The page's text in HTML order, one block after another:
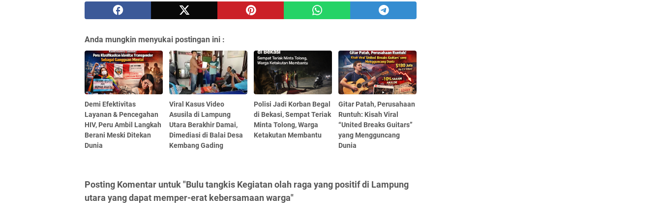
Anda mungkin menyukai postingan ini :
Demi Efektivitas
Layanan & Pencegahan
HIV, Peru Ambil Langkah
Berani Meski Ditekan
Dunia
Viral Kasus Video
Asusila di Lampung
Utara Berakhir Damai,
Dimediasi di Balai Desa
Kembang Gading
Polisi Jadi Korban Begal
di Bekasi, Sempat Teriak
Minta Tolong, Warga
Ketakutan Membantu
Gitar Patah, Perusahaan
Runtuh: Kisah Viral
“United Breaks Guitars”
yang Mengguncang
Dunia
Posting Komentar untuk "Bulu tangkis Kegiatan olah raga yang positif di Lampung
utara yang dapat memper-erat kebersamaan warga"